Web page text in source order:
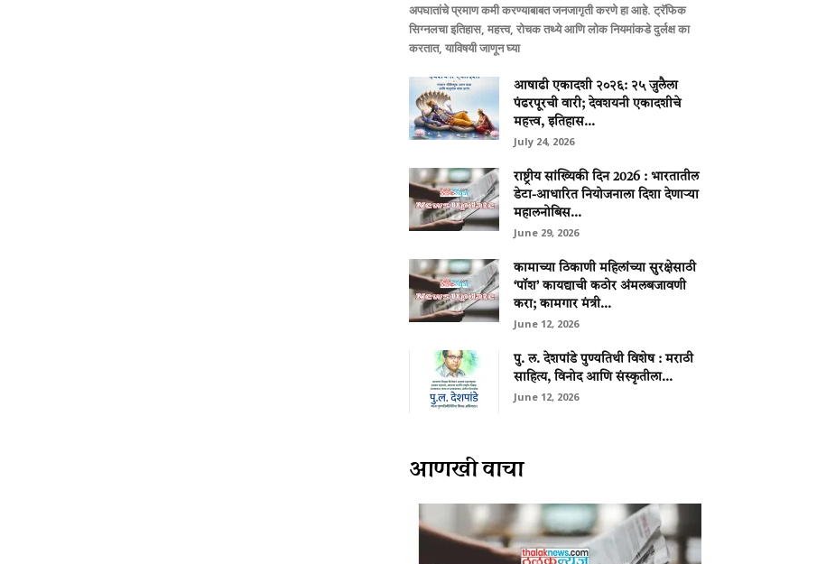
अपघातांचे प्रमाण कमी करण्याबाबत जनजागृती करणे हा आहे. ट्रॅफिक
सिग्नलचा इतिहास, महत्त्व, रोचक तथ्ये आणि लोक नियमांकडे दुर्लक्ष का
करतात, याविषयी जाणून घ्या
आषाढी एकादशी २०२६: २५ जुलैला
पंढरपूरची वारी; देवशयनी एकादशीचे
महत्त्व, इतिहास...
July 24, 2026
राष्ट्रीय सांख्यिकी दिन 2026 : भारतातील
डेटा-आधारित नियोजनाला दिशा देणाऱ्या
महालनोबिस...
June 29, 2026
कामाच्या ठिकाणी महिलांच्या सुरक्षेसाठी
‘पॉश’ कायद्याची कठोर अंमलबजावणी
करा; कामगार मंत्री...
June 12, 2026
पु. ल. देशपांडे पुण्यतिथी विशेष : मराठी
साहित्य, विनोद आणि संस्कृतीला...
June 12, 2026
आणखी वाचा